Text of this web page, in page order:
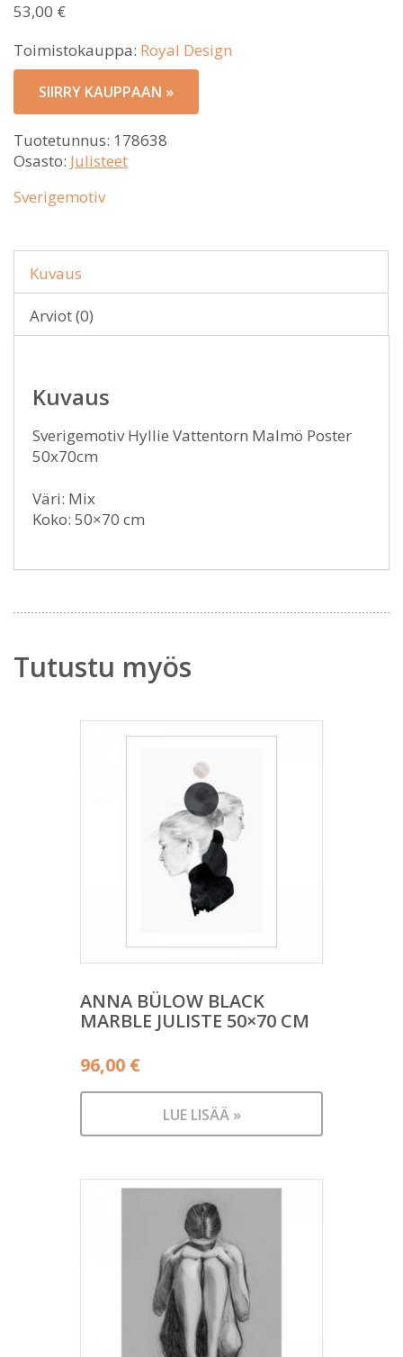
53,00 €
Toimistokauppa: Royal Design
SIIRRY KAUPPAAN »
Tuotetunnus: 178638
Osasto: Julisteet
Sverigemotiv
Kuvaus
Arviot (0)
Kuvaus
Sverigemotiv Hyllie Vattentorn Malmö Poster
50x70cm
Väri: Mix
Koko: 50×70 cm
Tutustu myös
ANNA BÜLOW BLACK
MARBLE JULISTE 50×70 CM
96,00 €
LUE LISÄÄ »